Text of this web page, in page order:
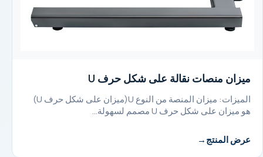
ميزان منصات نقالة على شكل حرف U
الميزات: ميزان المنصة من النوع U(ميزان على شكل حرف U)
هو ميزان على شكل حرف U مصمم لسهولة…
عرض المنتج